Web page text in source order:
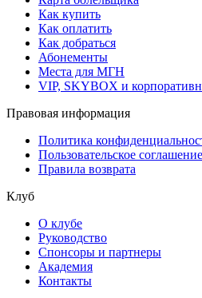
Как купить
Как оплатить
Как добраться
Абонементы
Места для МГН
VIP, SKYBOX и
Правовая информация
Политика
Пользовательское соглашение
Правила возврата
Клуб
О клубе
Руководство
Спонсоры и партнеры
Академия
Контакты